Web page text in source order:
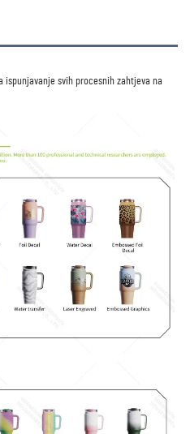
ispunjavanje svih procesnih zahtjeva na